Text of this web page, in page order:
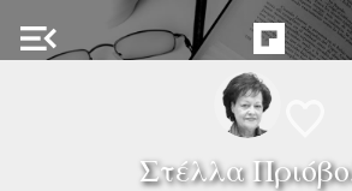
menu_open
Στέλλα